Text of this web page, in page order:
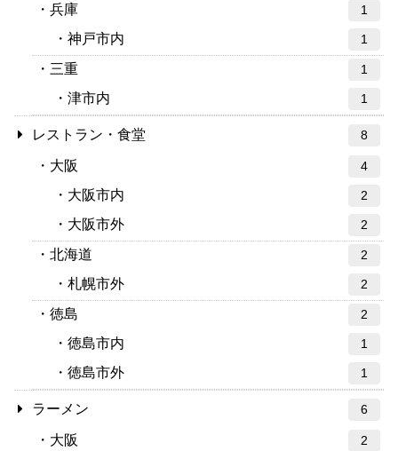
兵庫 1
神戸市内 1
三重 1
津市内 1
レストラン・食堂 8
大阪 4
大阪市内 2
大阪市外 2
北海道 2
札幌市外 2
徳島 2
徳島市内 1
徳島市外 1
ラーメン 6
大阪 2